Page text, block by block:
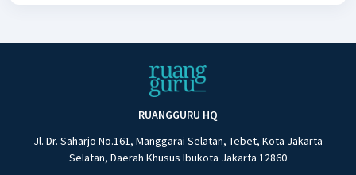
RUANGGURU HQ
Jl. Dr. Saharjo No.161, Manggarai Selatan, Tebet, Kota Jakarta
Selatan, Daerah Khusus Ibukota Jakarta 12860